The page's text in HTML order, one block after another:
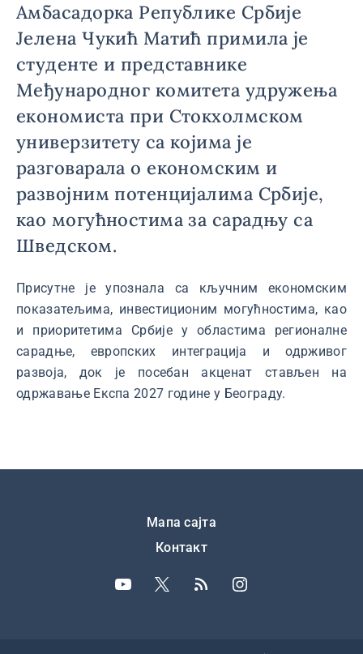
Амбасадорка Републике Србије
Јелена Чукић Матић примила је
студенте и представнике
Међународног комитета удружења
економиста при Стокхолмском
универзитету са којима је
разговарала о економским и
развојним потенцијалима Србије,
као могућностима за сарадњу са
Шведском.
Присутне је упознала са кључним економским
показатељима, инвестиционим могућностима, као
и приоритетима Србије у областима регионалне
сарадње, европских интеграција и одрживог
развоја, док је посебан акценат стављен на
одржавање Eкспа 2027 године у Београду.
Мапа сајта
Контакт